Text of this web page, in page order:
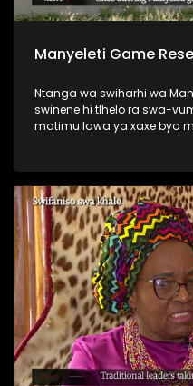
Manyeleti Game
Ntanga wa swiharhi wa
swinene hi tlhelo ra swa-
matimu lawa ya xaxe bya